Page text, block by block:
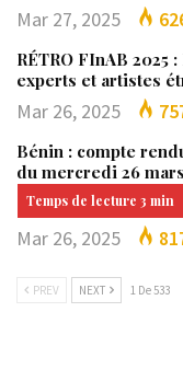
Mar 27, 2025
RÉTRO FInAB 2025
experts et artistes
Mar 26, 2025
Bénin : compte
du mercredi 26
Mar 26, 2025
PREV NEXT 1 De 533